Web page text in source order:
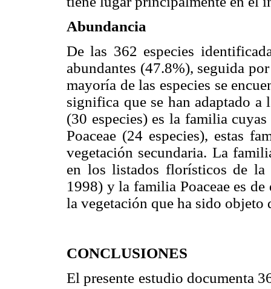
Abundancia
De las 362 especies
abundantes (47.8%), seguida
mayoría de las especies se
significa que se han adaptado a
(30 especies) es la familia
Poaceae (24 especies), estas
vegetación secundaria. La
en los listados florísticos de
1998) y la familia Poaceae es
la vegetación que ha sido
CONCLUSIONES
El presente estudio documenta